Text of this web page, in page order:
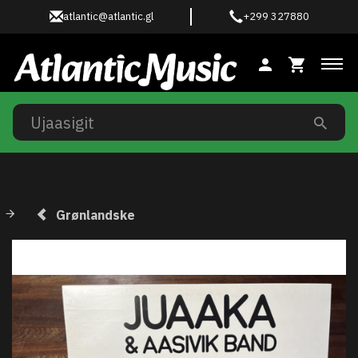
atlantic@atlantic.gl +299 327880
Grønlandske